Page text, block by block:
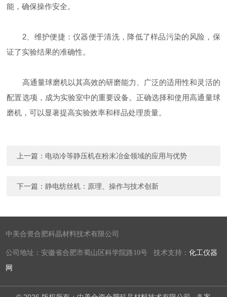
能，确保操作安全。
2、维护便捷：仪器便于清洗，降低了样品污染的风险，保
证了实验结果的准确性。
高通量球磨机以其高效的研磨能力、广泛的适用性和灵活的
配置选项，成为实验室中的重要设备。正确选择和使用高通量球
磨机，可以显著提高实验效率和样品处理质量。
上一篇： 电动冷等静压机在粉末冶金领域的应用与优势
下一篇：静电纺丝机：原理、操作与技术创新
中美合资合肥科晶材料技术有限公司
公司地址：安徽省合肥市蜀山区科学院路10号 技术支持：化工仪器
网